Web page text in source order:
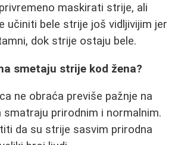
maskirati strije, ali
učiniti bele strije još vidljivijim jer
dok strije ostaju bele.
smetaju strije kod žena?
ne obraća previše pažnje na
smatraju prirodnim i normalnim.
da su strije sasvim prirodna